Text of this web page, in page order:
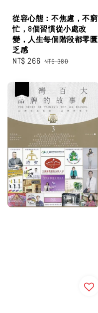
從容心態：不焦慮，不窮
忙，8個習慣從小處改
變，人生每個階段都零匱
乏感
Sale
NT$ 266 Regular
NT$ 380